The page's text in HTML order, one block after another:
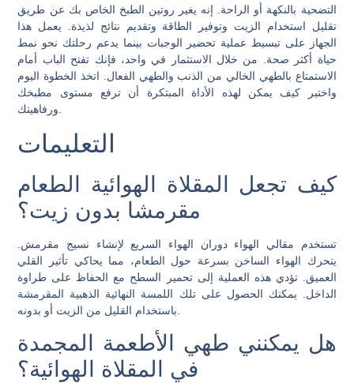
التضحية بالنكهة أو الراحة. إنه يغير روتين الطبخ الخاص بك عن طريق
تقليل استخدام الزيت وتوفير الطاقة وتقديم نتائج لذيذة. يعمل هذا
الجهاز على تبسيط عملية تحضير الوجبات بينما يدعم رحلتك نحو نمط
حياة أكثر صحة. من خلال الاستثمار في واحد، فإنك تفتح الباب أمام
الاستمتاع بالطهي الخالي من الذنب والطهي الفعال. اتخذ الخطوة اليوم
واختبر كيف يمكن لهذه الأداة المبتكرة أن ترفع مستوى مطبخك
التعليمات
كيف تجعل المقلاة الهوائية الطعام
مقرمشا بدون زيت؟
تستخدم مقالي الهواء دوران الهواء السريع لإنشاء نسيج مقرمش.
يتحرك الهواء الساخن بسرعة حول الطعام، مما يحاكي تأثير القلي
العميق. تؤدي هذه العملية إلى تحمير السطح مع الحفاظ على طراوة
الداخل. يمكنك الحصول على تلك اللمسة النهائية الذهبية المقرمشة
هل يمكنني طهي الأطعمة المجمدة
في المقلاة الهوائية؟